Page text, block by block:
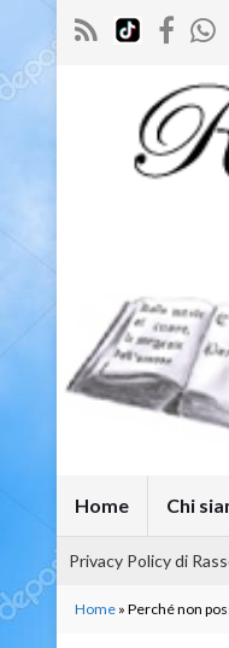
Home Chi
Privacy Policy di
Home » Perché non